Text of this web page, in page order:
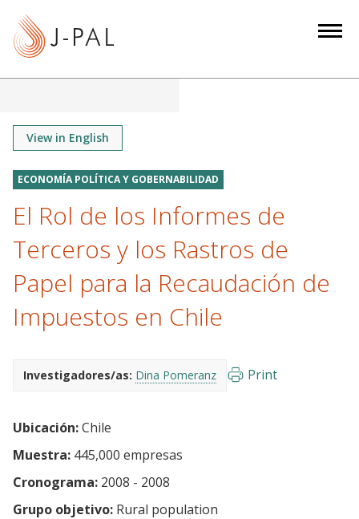
View in English
ECONOMÍA POLÍTICA Y GOBERNABILIDAD
El Rol de los Informes de
Terceros y los Rastros de
Papel para la Recaudación de
Impuestos en Chile
Investigadores/as: Dina Pomeranz Print
Ubicación:Chile
Muestra: 445,000 empresas
Cronograma: 2008 - 2008
Grupo objetivo: Rural population